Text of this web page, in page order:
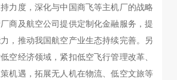
力度，深化与中国商飞等主机厂的战略
商及航空公司提供定制化金融服务，提
，推动我国航空产业生态持续完善。另
空经济领域，紧扣低空飞行管理改革、
机遇，拓展无人机在物流、低空文旅等